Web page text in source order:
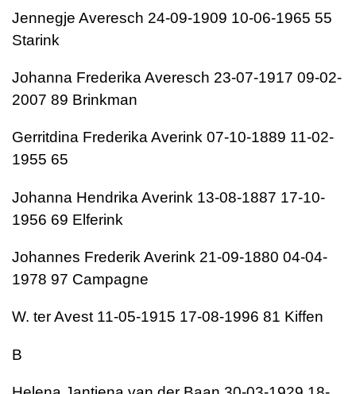
Jennegje Averesch 24-09-1909 10-06-1965 55
Starink
Johanna Frederika Averesch 23-07-1917 09-02-
2007 89 Brinkman
Gerritdina Frederika Averink 07-10-1889 11-02-
1955 65
Johanna Hendrika Averink 13-08-1887 17-10-
1956 69 Elferink
Johannes Frederik Averink 21-09-1880 04-04-
1978 97 Campagne
W. ter Avest 11-05-1915 17-08-1996 81 Kiffen
B